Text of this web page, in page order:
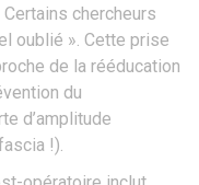
chercheurs
oublié ». Cette prise
de la rééducation
du
d’amplitude
!).